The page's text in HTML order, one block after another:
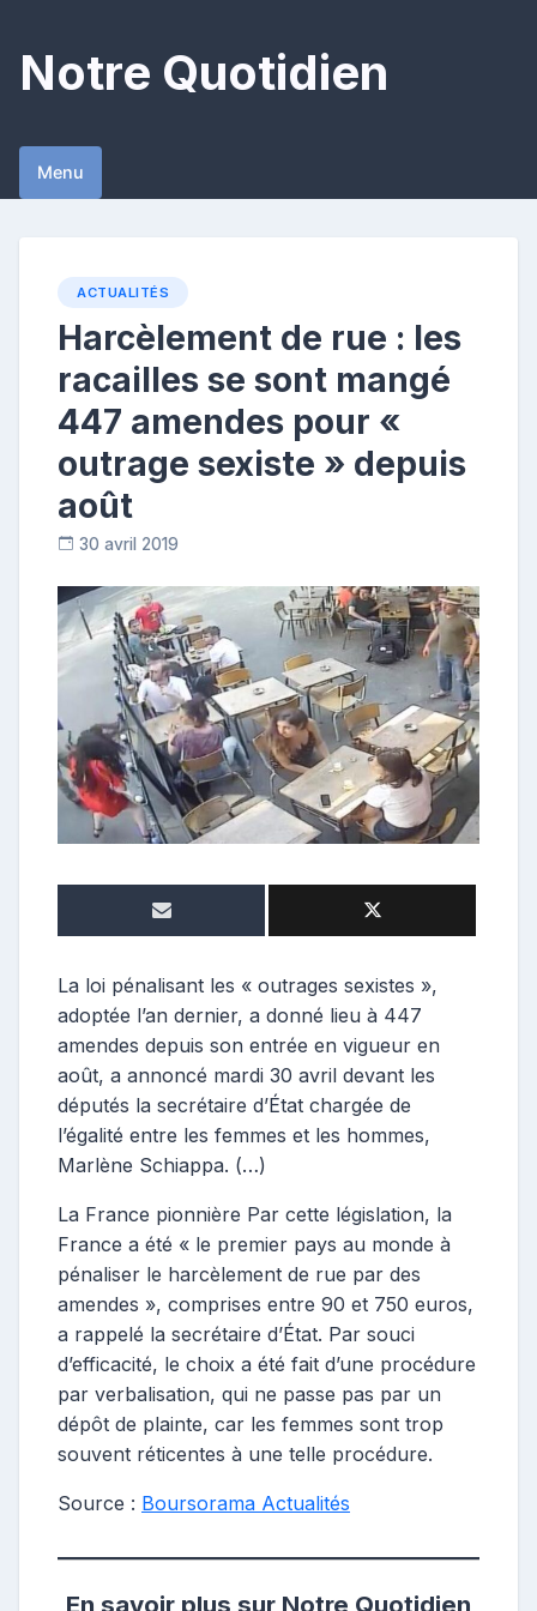
content
Notre Quotidien
Menu
ACTUALITÉS
Harcèlement de rue : les
racailles se sont mangé
447 amendes pour «
outrage sexiste » depuis
août
30 avril 2019
o
n
t
r
i
b
u
t
r
c
La loi pénalisant les « outrages sexistes »,
adoptée l’an dernier, a donné lieu à 447
amendes depuis son entrée en vigueur en
août, a annoncé mardi 30 avril devant les
députés la secrétaire d’État chargée de
l’égalité entre les femmes et les hommes,
Marlène Schiappa. (…)
La France pionnière Par cette législation, la
France a été « le premier pays au monde à
pénaliser le harcèlement de rue par des
amendes », comprises entre 90 et 750 euros,
a rappelé la secrétaire d’État. Par souci
d’efficacité, le choix a été fait d’une procédure
par verbalisation, qui ne passe pas par un
dépôt de plainte, car les femmes sont trop
souvent réticentes à une telle procédure.
Source : Boursorama Actualités
En savoir plus sur Notre Quotidien